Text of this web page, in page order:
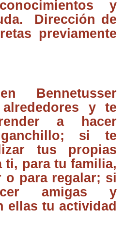
y
Dirección de
previamente
Bennetusser
y te
a hacer
si te
tus propias
ti, para tu familia,
o para regalar; si
amigas y
ellas tu actividad